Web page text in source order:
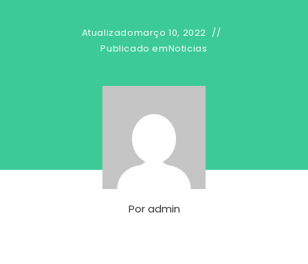
Atualizadomarço 10, 2022
Publicado emNoticias
Poradmin